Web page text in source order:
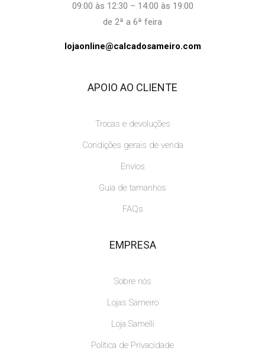
09:00 às 12:30 – 14:00 às 19:00
de 2ª a 6ª feira
lojaonline@calcadosameiro.com
APOIO AO CLIENTE
Trocas e devoluções
Condições gerais de venda
Envios
Guia de tamanhos
FAQs
EMPRESA
Sobre nós
Lojas Sameiro
Loja Samelli
Política de Privacidade